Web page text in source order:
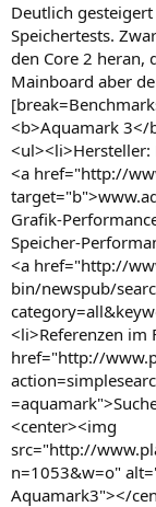
Deutlich
Speichertests.
den Core 2 heran,
Mainboard aber
<b>Aquamark 3</
<ul><li>Hersteller:
<a href="http://
Grafik-
Speicher-
<a href="http://
bin/newspub/
<li>Referenzen im
href="http://
<center><img
src="http://
n=1053&w=o"
Aquamark3"></